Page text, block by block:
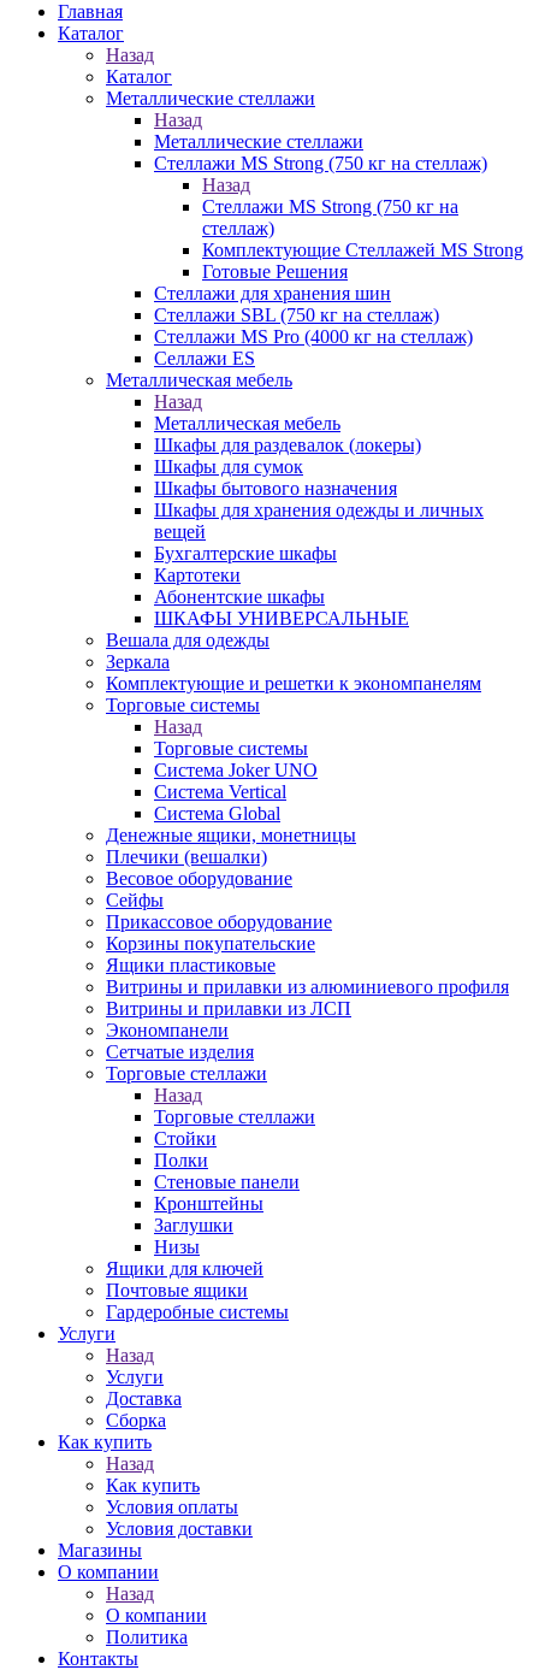
Главная
Каталог
Назад
Каталог
Металлические стеллажи
Назад
Металлические стеллажи
Стеллажи MS Strong (750 кг на стеллаж)
Назад
Стеллажи MS Strong (750 кг на
стеллаж)
Комплектующие Стеллажей MS Strong
Готовые Решения
Стеллажи для хранения шин
Стеллажи SBL (750 кг на стеллаж)
Стеллажи MS Pro (4000 кг на стеллаж)
Селлажи ES
Металлическая мебель
Назад
Металлическая мебель
Шкафы для раздевалок (локеры)
Шкафы для сумок
Шкафы бытового назначения
Шкафы для хранения одежды и личных
вещей
Бухгалтерские шкафы
Картотеки
Абонентские шкафы
ШКАФЫ УНИВЕРСАЛЬНЫЕ
Вешала для одежды
Зеркала
Комплектующие и решетки к экономпанелям
Торговые системы
Назад
Торговые системы
Система Joker UNO
Система Vertical
Система Global
Денежные ящики, монетницы
Плечики (вешалки)
Весовое оборудование
Сейфы
Прикассовое оборудование
Корзины покупательские
Ящики пластиковые
Витрины и прилавки из алюминиевого профиля
Витрины и прилавки из ЛСП
Экономпанели
Сетчатые изделия
Торговые стеллажи
Назад
Торговые стеллажи
Стойки
Полки
Стеновые панели
Кронштейны
Заглушки
Низы
Ящики для ключей
Почтовые ящики
Гардеробные системы
Услуги
Назад
Услуги
Доставка
Сборка
Как купить
Назад
Как купить
Условия оплаты
Условия доставки
Магазины
О компании
Назад
О компании
Политика
Контакты